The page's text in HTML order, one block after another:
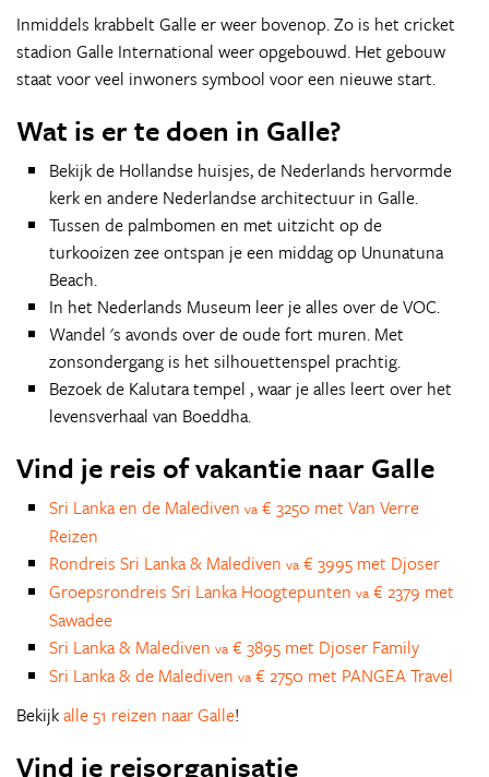
Inmiddels krabbelt Galle er weer bovenop. Zo is het cricket
stadion Galle International weer opgebouwd. Het gebouw
staat voor veel inwoners symbool voor een nieuwe start.
Wat is er te doen in Galle?
Bekijk de Hollandse huisjes, de Nederlands hervormde
kerk en andere Nederlandse architectuur in Galle.
Tussen de palmbomen en met uitzicht op de
turkooizen zee ontspan je een middag op Ununatuna
Beach.
In het Nederlands Museum leer je alles over de VOC.
Wandel 's avonds over de oude fort muren. Met
zonsondergang is het silhouettenspel prachtig.
Bezoek de Kalutara tempel , waar je alles leert over het
levensverhaal van Boeddha.
Vind je reis of vakantie naar Galle
Sri Lanka en de Malediven va € 3250 met Van Verre
Reizen
Rondreis Sri Lanka & Malediven va € 3995 met Djoser
Groepsrondreis Sri Lanka Hoogtepunten va € 2379 met
Sawadee
Sri Lanka & Malediven va € 3895 met Djoser Family
Sri Lanka & de Malediven va € 2750 met PANGEA Travel
Bekijkalle 51 reizen naar Galle!
Vind je reisorganisatie